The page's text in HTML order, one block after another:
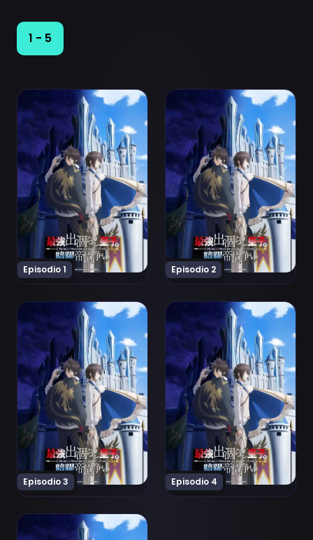
1 - 5
Episodio 1
Ver Saikyou Degarashi Ouji no Anyaku Teii Arasoi
Episodio 2
Ver Saikyou Degarashi
Episodio 3
Ver Saikyou Degarashi Ouji no Anyaku Teii Arasoi
Episodio 4
Ver Saikyou Degarashi
Ver Saikyou Degarashi Ouji no Anyaku Teii Arasoi